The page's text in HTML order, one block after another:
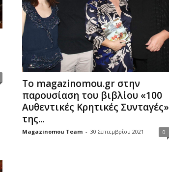
Το magazinomou.gr στην
παρουσίαση του βιβλίου «100
Αυθεντικές Κρητικές Συνταγές»
της...
Magazinomou Team - 30 Σεπτεμβρίου 2021 0